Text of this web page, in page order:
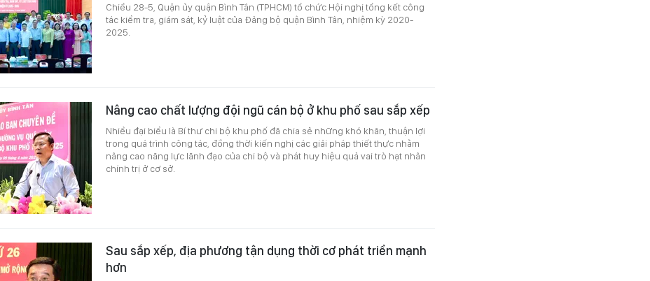
Chiều 28-5, Quận ủy quận Bình Tân (TPHCM) tổ chức Hội nghị tổng kết công
tác kiểm tra, giám sát, kỷ luật của Đảng bộ quận Bình Tân, nhiệm kỳ 2020-
2025.
Nâng cao chất lượng đội ngũ cán bộ ở khu phố sau sắp xếp
Nhiều đại biểu là Bí thư chi bộ khu phố đã chia sẻ những khó khăn, thuận lợi
trong quá trình công tác, đồng thời kiến nghị các giải pháp thiết thực nhằm
nâng cao năng lực lãnh đạo của chi bộ và phát huy hiệu quả vai trò hạt nhân
chính trị ở cơ sở.
Sau sắp xếp, địa phương tận dụng thời cơ phát triển mạnh
hơn